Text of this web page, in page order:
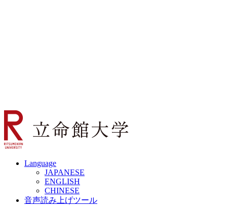
Language
JAPANESE
ENGLISH
CHINESE
音声読み上げツール